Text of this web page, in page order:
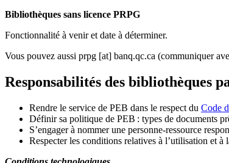
Bibliothèques sans licence PRPG
Fonctionnalité à venir et date à déterminer.
Vous pouvez aussi prpg [at] banq.qc.ca (communiquer
Responsabilités des bibliothèques
Rendre le service de PEB dans le respect du Code
Définir sa politique de PEB : types de documents
S’engager à nommer une personne-ressource
Respecter les conditions relatives à l’utilisation et à